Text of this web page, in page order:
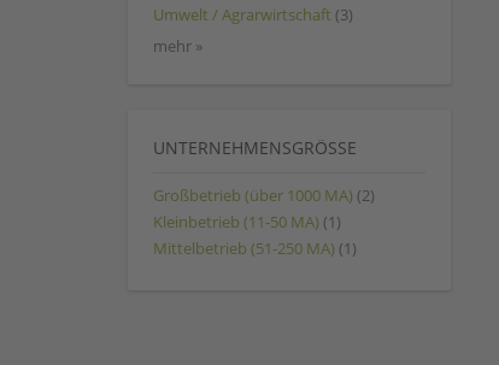
Umwelt / Agrarwirtschaft (3)
mehr »
UNTERNEHMENSGRÖSSE
Großbetrieb (über 1000 MA) (2)
Kleinbetrieb (11-50 MA) (1)
Mittelbetrieb (51-250 MA) (1)